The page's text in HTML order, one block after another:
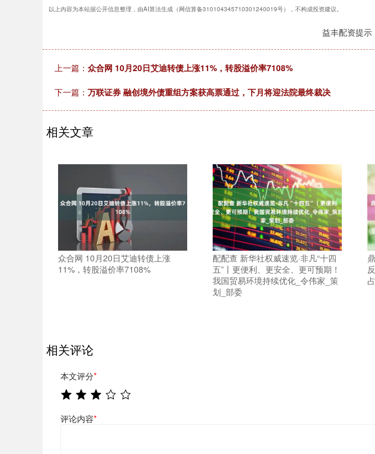
以上内容为本站据公开信息整理，由AI算法生成（网信算备310104345710301240019号），不构成投资建议。
益丰配资提示
上一篇： 众合网 10月20日艾迪转债上涨11%，转股溢价率7108%
下一篇： 万联证券 融创境外债重组方案获高票通过，下月将迎法院最终裁决
相关文章
众合网 10月20日艾迪转债上涨
11%，转股溢价率7108%
配配查 新华社权威速览·非凡“十四
五”丨更便利、更安全、更可预期！
我国贸易环境持续优化_令伟家_策
划_部委
相关评论
本文评分*
评论内容*